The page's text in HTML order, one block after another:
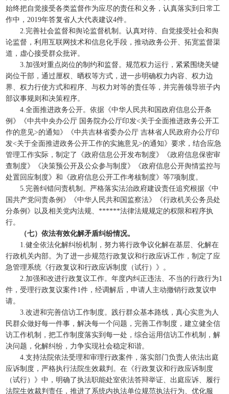
始终把自觉接受各类监督作为应尽的责任和义务，认真落实到日常工
作中，2019年答复省人大代表建议4件。
2.完善社会监督和舆论监督机制。认真对待、自觉接受社会和舆
论监督，利用互联网技术和信息化手段，推动政务公开、拓宽监督渠
道，虚心接受群众批评。
3.加强对重点岗位的制约和监督。规范权力运行，紧紧围绕关键
岗位干部，通过厘权、晒权等方式，进一步明确权力内容、权力边
界、权力行使方式和程序、与权力对等的责任等，并完善领导班子内
部议事规则和决策程序。
4.全面推进政务公开。依据《中华人民共和国政府信息公开条
例》《中共中央办公厅 国务院办公厅印发<关于全面推进政务公开工
作的意见>的通知》《中共吉林省委办公厅 吉林省人民政府办公厅印
发<关于全面推进政务公开工作的实施意见>的通知》要求，结合应急
管理工作实际，制定了《政府信息公开发布制度》《政府信息保密审
查制度》《决策预公开及公众参与制度》《政府信息公开舆情监控与
处置回应制度》和《政府信息公开工作考核制度》等7项制度。
5.完善纠错问责机制。严格落实法治政府建设责任追究根据《中
国共产党问责条例》《中华人民共和国监察法》《行政机关公务员处
分条例》以及相关党内法规、******法律法规规定的权限和程序执
行。
（七）依法有效化解矛盾纠纷情况。
1.健全依法化解纠纷机制，努力将行政争议化解在基层、化解在
行政机关内部。为了进一步规范行政复议和行政应诉工作，制定了应
急管理系统《行政复议和行政应诉制度（试行）》。
2.加强和改进行政复议工作。年度内纠正违法、不当的行政行为1
件，受理行政复议案件1件，经调解后，申请人主动撤销行政复议申
请。
3.改进和完善信访工作制度。践行群众基本路线，真心实意为人
民群众做好每一件事，解决每一个问题，完善工作制度，建立健全信
访工作机制，把工作制度落实到每一处，综合运用信访工作机制，解
决问题，化解纠纷，力争实现社会稳定和谐。
4.支持法院依法受理和审理行政案件，落实部门负责人依法出庭
应诉制度，严格执行法院生效裁判。在《行政复议和行政应诉制度
（试行）》中，明确了执法职能处室依法答辩举证、出庭应诉、履行
法院生效裁判责任，推进了系统内执法单位规范执法行为、优化服